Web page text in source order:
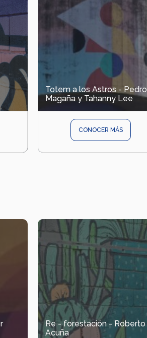
Totem a los Astros - Pedro
Magaña y Tahanny Lee
CONOCER MÁS
Re - forestación - Roberto
Acuña